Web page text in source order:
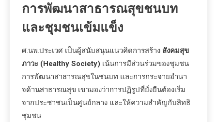
การพัฒนาสาธารณสุขชนบท
และชุมชนเข้มแข็ง
ศ.นพ.ประเวศ เป็นผู้สนับสนุนแนวคิดการสร้าง สังคมสุข
ภาวะ (Healthy Society) เน้นการมีส่วนร่วมของชุมชน
การพัฒนาสาธารณสุขในชนบท และการกระจายอำนา
จด้านสาธารณสุข เขามองว่าการปฏิรูปที่ยั่งยืนต้องเริ่ม
จากประชาชนเป็นศูนย์กลาง และให้ความสำคัญกับสิทธิ
ชุมชน